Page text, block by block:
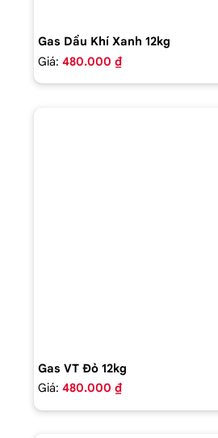
Gas Dầu Khí Xanh 12kg
Giá: 480.000 ₫
Gas VT Đỏ 12kg
Giá: 480.000 ₫